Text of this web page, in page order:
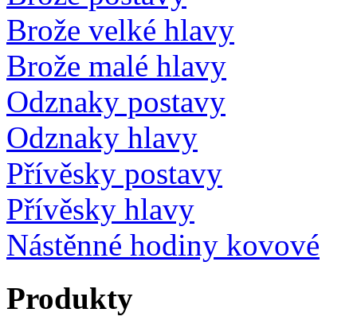
Brože velké hlavy
Brože malé hlavy
Odznaky postavy
Odznaky hlavy
Přívěsky postavy
Přívěsky hlavy
Nástěnné hodiny kovové
Produkty